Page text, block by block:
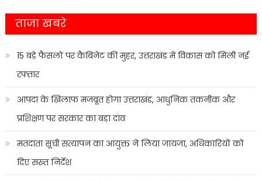
ताजा खबरे
15 बड़े फैसलों पर कैबिनेट की मुहर, उत्तराखंड में विकास को मिली नई
रफ्तार
आपदा के खिलाफ मजबूत होगा उत्तराखंड, आधुनिक तकनीक और
प्रशिक्षण पर सरकार का बड़ा दांव
मतदाता सूची सत्यापन का आयुक्त ने लिया जायजा, अधिकारियों को
दिए सख्त निर्देश